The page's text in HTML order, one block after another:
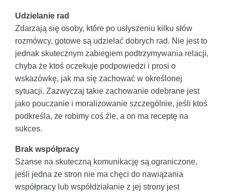
Udzielanie rad
Zdarzają się osoby, które po usłyszeniu kilku słów
rozmówcy, gotowe są udzielać dobrych rad. Nie jest to
jednak skutecznym zabiegiem podtrzymywania relacji,
chyba że ktoś oczekuje podpowiedzi i prosi o
wskazówkę, jak ma się zachować w określonej
sytuacji. Zazwyczaj takie zachowanie odebrane jest
jako pouczanie i moralizowanie szczególnie, jeśli ktoś
podkreśla, że robimy coś źle, a on ma receptę na
sukces.
Brak współpracy
Szanse na skuteczną komunikację są ograniczone,
jeśli jedna ze stron nie ma chęci do nawiązania
współpracy lub współdziałanie z jej strony jest